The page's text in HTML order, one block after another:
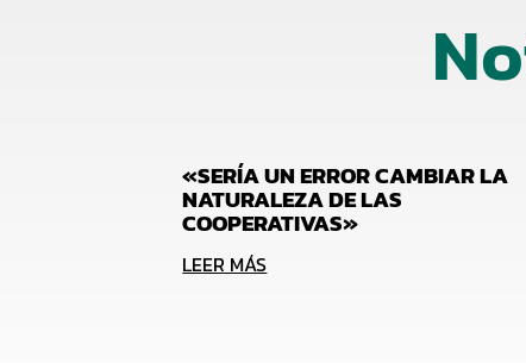
«SERÍA UN ERROR CAMBIAR LA
NATURALEZA DE LAS
COOPERATIVAS»
LEER MÁS